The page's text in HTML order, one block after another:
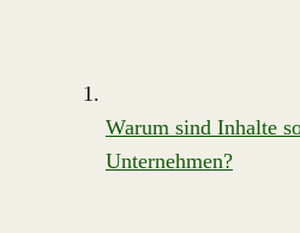
Warum sind Inhalte
Unternehmen?